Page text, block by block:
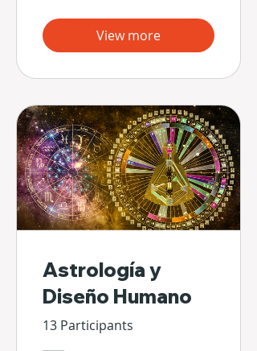
View more
Astrología y
Diseño Humano
13 Participants